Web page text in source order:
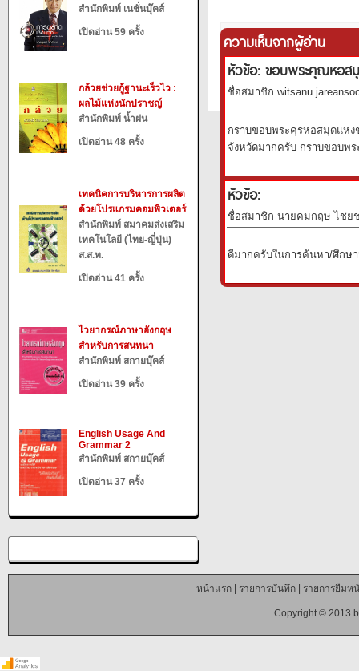
สำนักพิมพ์ เนชั่นบุ๊คส์
เปิดอ่าน 59 ครั้ง
กล้วยช่วยกู้ฐานะเร็วไว :
ผลไม้แห่งนักปราชญ์
สำนักพิมพ์ น้ำฝน
เปิดอ่าน 48 ครั้ง
เทคนิคการบริหารการผลิต
ด้วยโปรแกรมคอมพิวเตอร์
สำนักพิมพ์ สมาคมส่งเสริม
เทคโนโลยี (ไทย-ญี่ปุ่น)
ส.ส.ท.
เปิดอ่าน 41 ครั้ง
ไวยากรณ์ภาษาอังกฤษ
สำหรับการสนทนา
สำนักพิมพ์ สกายบุ๊คส์
เปิดอ่าน 39 ครั้ง
English Usage And
Grammar 2
สำนักพิมพ์ สกายบุ๊คส์
เปิดอ่าน 37 ครั้ง
ความเห็นจากผู้อ่าน
หัวข้อ: ขอบพระคุณหอส
ชื่อสมาชิก witsanu
กราบขอบพระคุรหอสมุดแห่
จังหวัดมากครับ กราบขอบพ
หัวข้อ:
ชื่อสมาชิก นายคมกฤษ ไชยช
ดีมากครับในการค้นหา/ศึกษ
หน้าแรก| รายการบันทึก| รายการยืมห
Copyright © 2013